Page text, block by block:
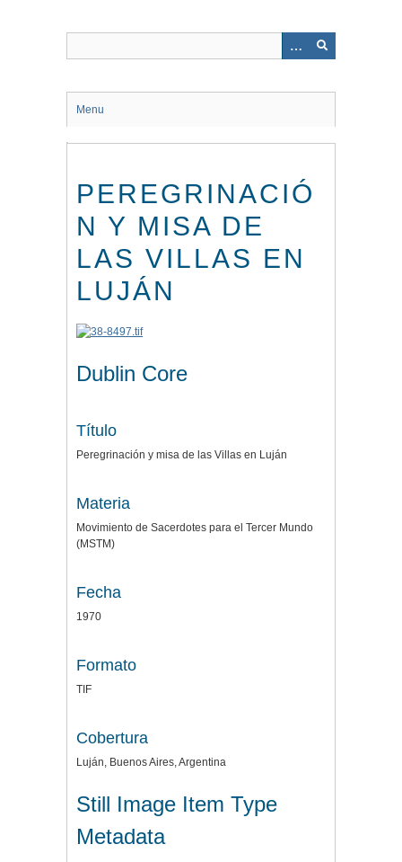
Menu
PEREGRINACIÓ
N Y MISA DE
LAS VILLAS EN
LUJÁN
Dublin Core
Título
Peregrinación y misa de las Villas en Luján
Materia
Movimiento de Sacerdotes para el Tercer Mundo
(MSTM)
Fecha
1970
Formato
TIF
Cobertura
Luján, Buenos Aires, Argentina
Still Image Item Type
Metadata